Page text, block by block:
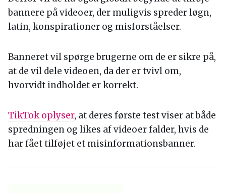
bannere på videoer, der muligvis spreder løgn,
latin, konspirationer og misforståelser.
Banneret vil spørge brugerne om de er sikre på,
at de vil dele videoen, da der er tvivl om,
hvorvidt indholdet er korrekt.
TikTok oplyser, at deres første test viser at både
spredningen og likes af videoer falder, hvis de
har fået tilføjet et misinformationsbanner.